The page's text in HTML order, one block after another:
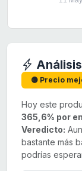
🟡 Precio
Hoy este
365,6% por
Veredicto:
bastante más
podrías